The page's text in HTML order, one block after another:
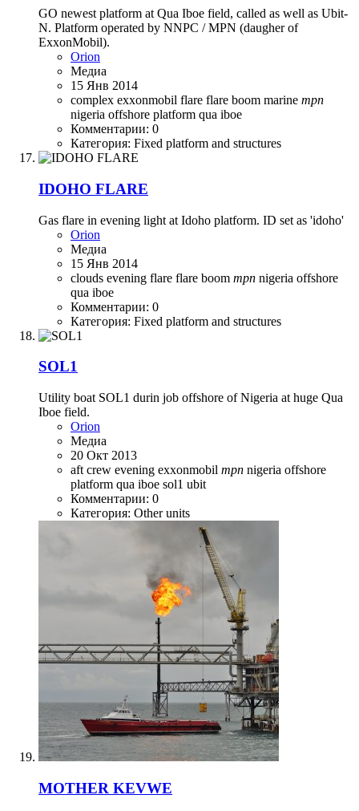
GO newest platform at Qua Iboe field, called as well as Ubit-
N. Platform operated by NNPC / MPN (daugher of
ExxonMobil).
Orion
Медиа
15 Янв 2014
complex exxonmobil flare flare boom marine mpn
nigeria offshore platform qua iboe
Комментарии: 0
Категория: Fixed platform and structures
IDOHO FLARE
Gas flare in evening light at Idoho platform. ID set as 'idoho'
Orion
Медиа
15 Янв 2014
clouds evening flare flare boom mpn nigeria offshore
qua iboe
Комментарии: 0
Категория: Fixed platform and structures
SOL1
Utility boat SOL1 durin job offshore of Nigeria at huge Qua
Iboe field.
Orion
Медиа
20 Окт 2013
aft crew evening exxonmobil mpn nigeria offshore
platform qua iboe sol1 ubit
Комментарии: 0
Категория: Other units
MOTHER KEVWE